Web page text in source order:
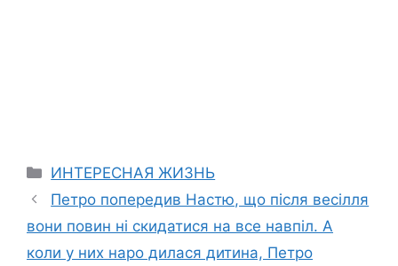
Categories
ИНТЕРЕСНАЯ ЖИЗНЬ
Петро попередив Настю, що після весілля
вони повин ні скидатися на все навпіл. А
коли у них наро дилася дитина, Петро